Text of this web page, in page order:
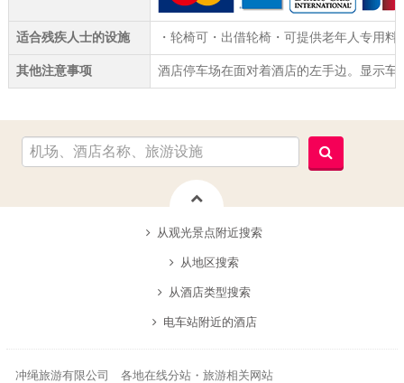
适合残疾人士的设施 ・轮椅可・出借轮椅・可提供老年人专用
其他注意事项 酒店停车场在面对着酒店的左手边。显示
从观光景点附近搜索
从地区搜索
从酒店类型搜索
电车站附近的酒店
冲绳旅游有限公司 各地在线分站・旅游相关网站